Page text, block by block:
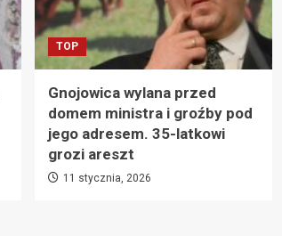
TOP
Gnojowica wylana przed
domem ministra i groźby pod
jego adresem. 35-latkowi
grozi areszt
11 stycznia, 2026